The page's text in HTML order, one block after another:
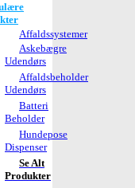
Affaldssystemer
Askebægre
Udendørs
Affaldsbeholder
Udendørs
Batteri
Beholder
Hundepose
Dispenser
Se Alt
Produkter